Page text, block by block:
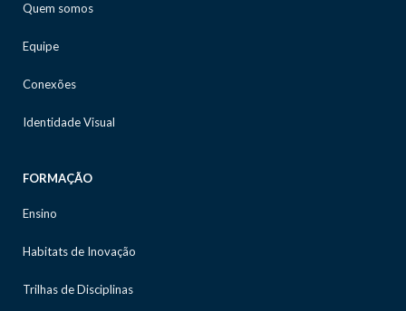
Quem somos
Equipe
Conexões
Identidade Visual
FORMAÇÃO
Ensino
Habitats de Inovação
Trilhas de Disciplinas